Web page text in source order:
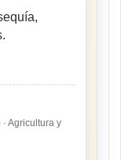
Agricultura y